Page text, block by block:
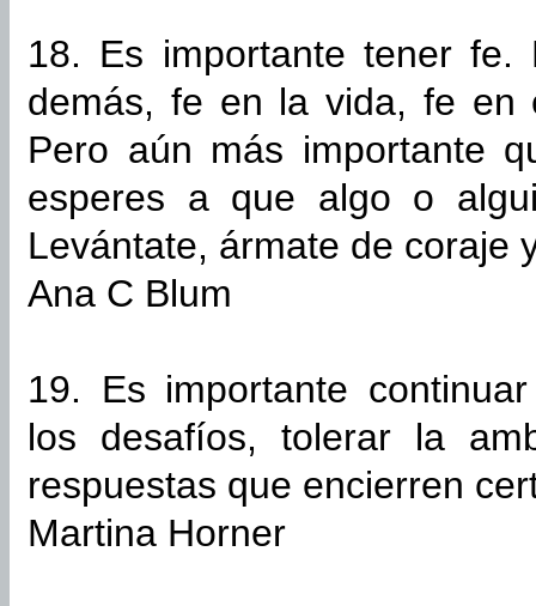
18. Es importante tener
demás, fe en la vida, fe en
Pero aún más importante
esperes a que algo o
Levántate, ármate de coraje
Ana C Blum
19. Es importante
los desafíos, tolerar la
respuestas que encierren
Martina Horner